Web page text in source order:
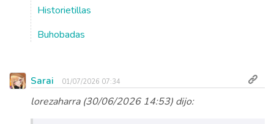
Historietillas
Buhobadas
Sarai 01/07/2026 07:34
lorezaharra (30/06/2026 14:53) dijo: